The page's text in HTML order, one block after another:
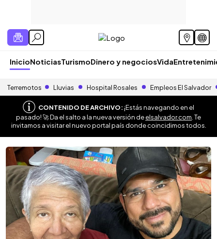
InicioNoticiasTurismoDinero y negociosVida
Terremotos Lluvias Hospital Rosales Empleos El Salvador
CONTENIDO DE ARCHIVO:¡Estás navegando en el
pasado! 🚀 Da el salto a la nueva versión deelsalvador.com . Te
invitamos a visitar el nuevo portal país donde coincidimos todos.